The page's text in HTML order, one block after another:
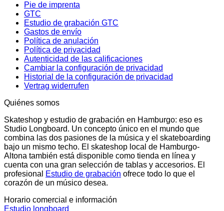
Pie de imprenta
GTC
Estudio de grabación GTC
Gastos de envío
Política de anulación
Política de privacidad
Autenticidad de las calificaciones
Cambiar la configuración de privacidad
Historial de la configuración de privacidad
Vertrag widerrufen
Quiénes somos
Skateshop y estudio de grabación en Hamburgo: eso es
Studio Longboard. Un concepto único en el mundo que
combina las dos pasiones de la música y el skateboarding
bajo un mismo techo. El skateshop local de Hamburgo-
Altona también está disponible como tienda en línea y
cuenta con una gran selección de tablas y accesorios. El
profesional
Estudio de grabación ofrece todo lo que el
corazón de un músico desea.
Horario comercial e información
Estudio longboard